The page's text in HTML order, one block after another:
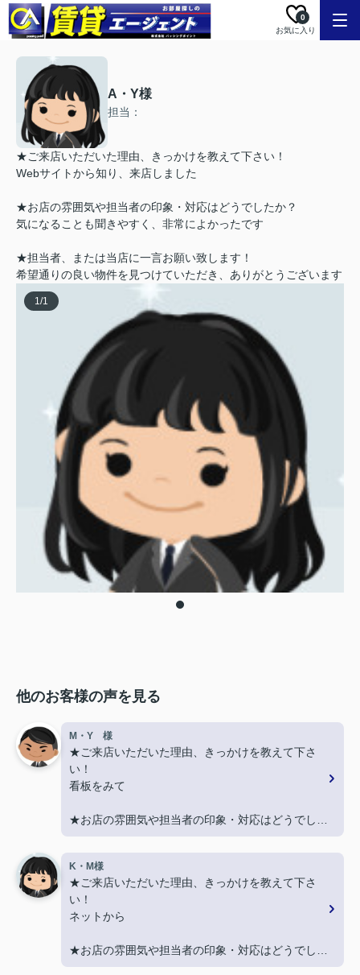
お気に入り
0
A・Y様
担当：
★ご来店いただいた理由、きっかけを教えて下さい！
Webサイトから知り、来店しました
★お店の雰囲気や担当者の印象・対応はどうでしたか？
気になることも聞きやすく、非常によかったです
★担当者、または当店に一言お願い致します！
希望通りの良い物件を見つけていただき、ありがとうございます
1/1
他のお客様の声を見る
M・Y 様
★ご来店いただいた理由、きっかけを教えて下さ
い！
看板をみて
★お店の雰囲気や担当者の印象・対応はどうでした
か？
親切に対応いただき良かったです！
★担当者、または当店に一言お願い致します！
契約まで色々とご対応いただきありがとうございま
した！
K・M様
★ご来店いただいた理由、きっかけを教えて下さ
い！
ネットから
★お店の雰囲気や担当者の印象・対応はどうでした
か？